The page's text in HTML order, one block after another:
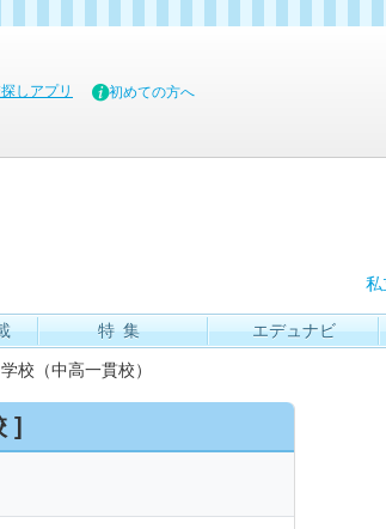
しアプリ 初めての方へ
私
特集 エデュナビ
校（中高一貫校）
]